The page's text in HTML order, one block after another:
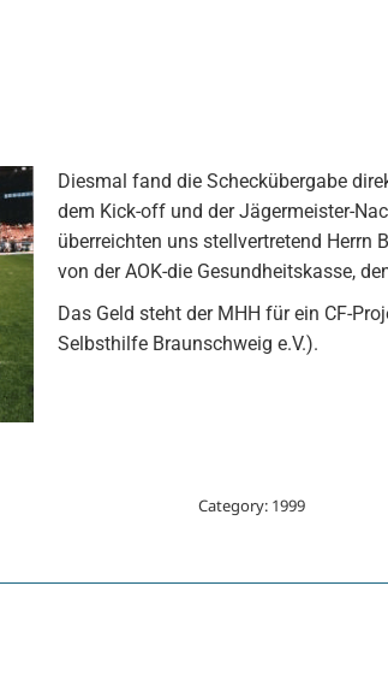
Diesmal fand die Scheckübergabe
dem Kick-off und der Jägermeister-
überreichten uns stellvertretend Herrn
von der AOK-die Gesundheitskasse,
Das Geld steht der MHH für ein CF-
Selbsthilfe Braunschweig e.V.).
Category: 1999